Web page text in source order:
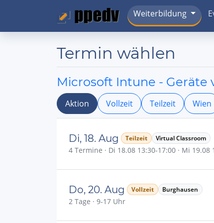
Weiterbildung
Termin wählen
Microsoft Intune - Geräte
Aktion Vollzeit Teilzeit Wien
Di, 18. Aug Teilzeit Virtual Classroom
4 Termine · Di 18.08 13:30-17:00 · Mi 19.08
Do, 20. Aug Vollzeit Burghausen
2 Tage · 9-17 Uhr